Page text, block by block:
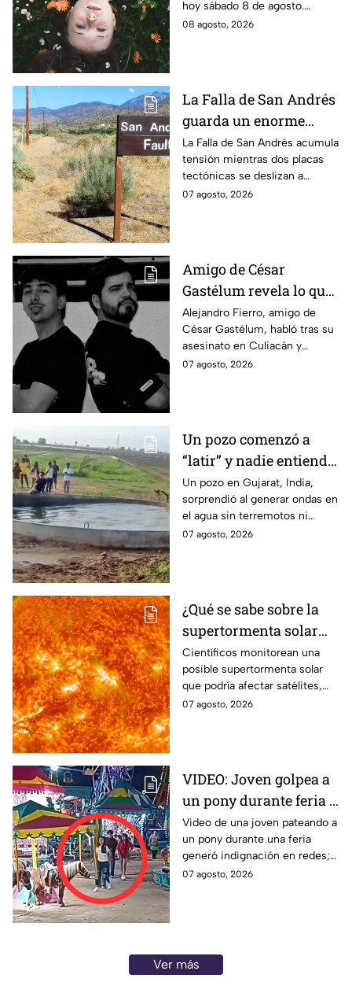
hoy sábado 8 de agosto.
Descubre qué signos vivirán
08 agosto, 2026
La Falla de San Andrés
guarda un enorme
peligro: estos datos
explican el temor
científico
La Falla de San Andrés acumula
tensión mientras dos placas
tectónicas se deslizan a
centímetros por año. Estos
07 agosto, 2026
Amigo de César
Gastélum revela lo que
vivió durante el
asesinato del
influencer: “A mí
también me
Alejandro Fierro, amigo de
César Gastélum, habló tras su
asesinato en Culiacán y
aseguró que él también fue
07 agosto, 2026
Un pozo comenzó a
“latir” y nadie entiende
por qué; su agua
comenzó a moverse sin
explicación aparente |
VIDEO
Un pozo en Gujarat, India,
sorprendió al generar ondas en
el agua sin terremotos ni
lluvias intensas. Expertos
07 agosto, 2026
¿Qué se sabe sobre la
supertormenta solar
que podría provocar un
apagón global?
Científicos monitorean una
posible supertormenta solar
que podría afectar satélites,
GPS, comunicaciones y redes
07 agosto, 2026
VIDEO: Joven golpea a
un pony durante feria y
se ríe; usuarios exigen
castigo por maltrato
animal
Video de una joven pateando a
un pony durante una feria
generó indignación en redes;
usuarios piden investigar el
07 agosto, 2026
Ver más